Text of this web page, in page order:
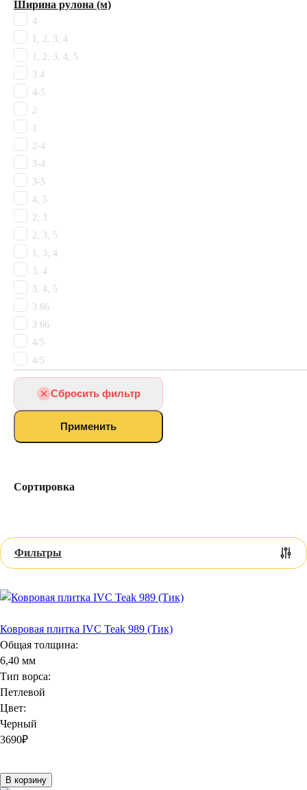
Ширина плитки
Основы
Объекты
Ковролин с грязезащитой
Выставочный ковролин
По ширине
По длине
Сортировка
Ширина рулона (м)
4
1, 2, 3, 4
1, 2, 3, 4, 5
3.4
4-5
2
2-4
3-4
3-5
4, 5
2, 3
2, 3, 5
1, 3, 4
3, 4
3, 4, 5
3.66
3.66
4/5
4/5
Сбросить фильтр
Применить
Фильтры
Ковровая плитка IVC Teak 989 (Тик)
Общая толщина:
6,40 мм
Тип ворса:
Петлевой
Цвет:
Черный
3690₽
В корзину